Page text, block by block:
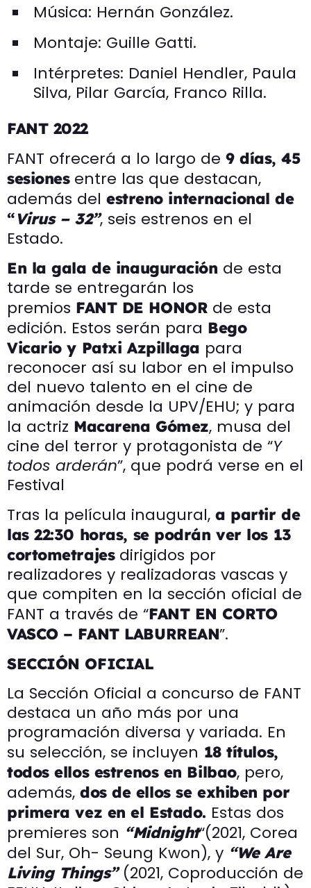
Música: Hernán González.
Montaje: Guille Gatti.
Intérpretes: Daniel Hendler, Paula
Silva, Pilar García, Franco Rilla.
FANT 2022
FANT ofrecerá a lo largo de 9 días, 45
sesionesentre las que destacan,
además del estreno internacional de
“Virus – 32”, seis estrenos en el
Estado.
En la gala de inauguración de esta
tarde se entregarán los
premios FANT DE HONOR de esta
edición. Estos serán para Bego
Vicario y Patxi Azpillaga para
reconocer así su labor en el impulso
del nuevo talento en el cine de
animación desde la UPV/EHU; y para
la actriz Macarena Gómez, musa del
cine del terror y protagonista de “Y
todos arderán”, que podrá verse en el
Festival
Tras la película inaugural, a partir de
las 22:30 horas, se podrán ver los 13
cortometrajesdirigidos por
realizadores y realizadoras vascas y
que compiten en la sección oficial de
FANT a través de “FANT EN CORTO
VASCO – FANT LABURREAN”.
SECCIÓN OFICIAL
La Sección Oficial a concurso de FANT
destaca un año más por una
programación diversa y variada. En
su selección, se incluyen 18 títulos,
todos ellos estrenos en Bilbao, pero,
además, dos de ellos se exhiben por
primera vez en el Estado. Estas dos
premieres son “Midnight“(2021, Corea
del Sur, Oh- Seung Kwon), y “We Are
Living Things”(2021, Coproducción de